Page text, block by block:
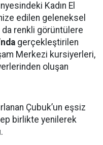
Kadın El
edilen geleneksel
da renkli görüntülere
gerçekleştirilen
Merkezi kursiyerleri,
oluşan
Çubuk’un eşsiz
birlikte yenilerek